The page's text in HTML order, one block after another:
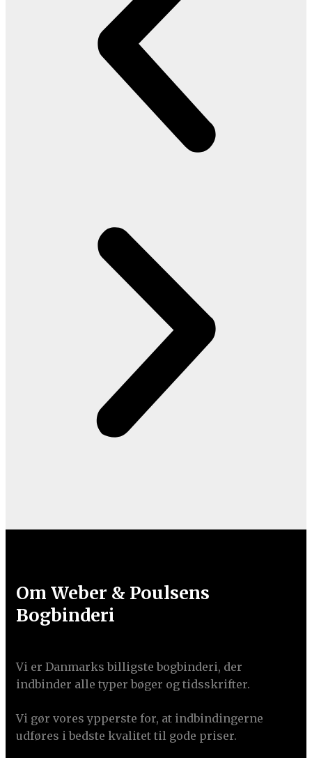
Om Weber & Poulsens
Bogbinderi
Vi er Danmarks billigste bogbinderi, der
indbinder alle typer bøger og tidsskrifter.
Vi gør vores ypperste for, at indbindingerne
udføres i bedste kvalitet til gode priser.